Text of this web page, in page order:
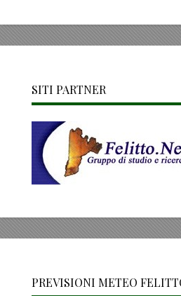
SITI PARTNER
PREVISIONI METEO